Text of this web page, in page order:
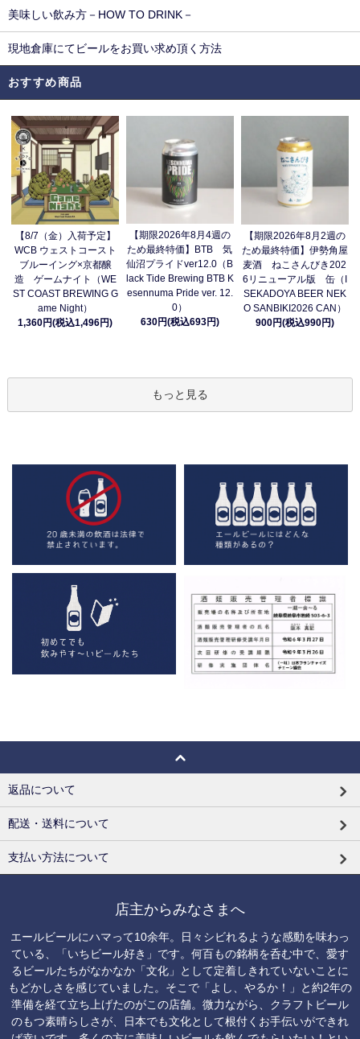
美味しい飲み方－HOW TO DRINK－
現地倉庫にてビールをお買い求め頂く方法
おすすめ商品
【8/7（金）入荷予定】
WCB ウェストコースト
ブルーイング×京都醸
造 ゲームナイト（WE
ST COAST BREWING G
ame Night）
1,360円(税込1,496円)
【期限2026年8月4週の
ため最終特価】BTB 気
仙沼プライドver12.0（B
lack Tide Brewing BTB K
esennuma Pride ver. 12.
0）
630円(税込693円)
【期限2026年8月2週の
ため最終特価】伊勢角屋
麦酒 ねこさんびき202
6リニューアル版 缶（I
SEKADOYA BEER NEK
O SANBIKI2026 CAN）
900円(税込990円)
もっと見る
返品について
配送・送料について
支払い方法について
店主からみなさまへ
エールビールにハマって10余年。日々シビれるような感動を味わっ
ている、「いちビール好き」です。何百もの銘柄を呑む中で、愛す
るビールたちがなかなか「文化」として定着しきれていないことに
もどかしさを感じていました。そこで「よし、やるか！」と約2年の
準備を経て立ち上げたのがこの店舗。微力ながら、クラフトビール
のもつ素晴らしさが、日本でも文化として根付くお手伝いができれ